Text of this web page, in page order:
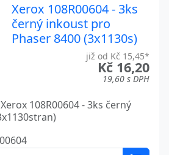
Xerox 108R00604 - 3ks
černý inkoust pro
Phaser 8400 (3x1130s)
již od Kč 15,45*
Kč 16,20
19,60 s DPH
108R00604 - 3ks černý